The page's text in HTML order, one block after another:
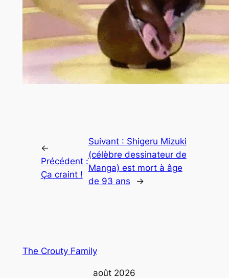
←
Précédent :
Ça craint !
Suivant : Shigeru Mizuki
(célèbre dessinateur de
Manga) est mort à âge
de 93 ans
→
The Crouty Family
août 2026